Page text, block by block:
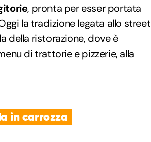
, pronta per esser portata
la tradizione legata allo street
della ristorazione, dove è
di trattorie e pizzerie, alla
in carrozza